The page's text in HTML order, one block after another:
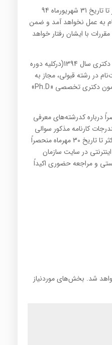
از پذیرفته‌شدگانی‌كه‌ حداكثر تا تاریخ‌ 31 شهریورماه 94
به‌ عمل‌ نخواهد آمد و ضمن‌
با ایشان‌ رفتار خواهد
پذیرفته‌شدگان نهایی آزمون دكتری سال 1394(درکلیه دوره
در رشته قبولی، مجاز به
دكتری تخصصی «Ph.D»
درباره كدرشته‌های معرفی
كارنامه مذكور سوالی
داشته باشند، می‌توانند حداكثر تا تاریخ 30 مهرماه منحصراً
در سایت سازمان
و مراجعه حضوری اكیداً
شد. بخش‌های موردنیاز